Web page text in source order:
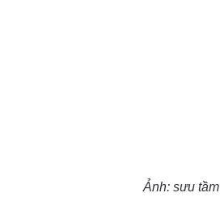
Ảnh: sưu tầm